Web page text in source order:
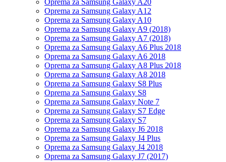
Oprema za Samsung Galaxy A20
Oprema za Samsung Galaxy A12
Oprema za Samsung Galaxy A10
Oprema za Samsung Galaxy A9 (2018)
Oprema za Samsung Galaxy A7 (2018)
Oprema za Samsung Galaxy A6 Plus 2018
Oprema za Samsung Galaxy A6 2018
Oprema za Samsung Galaxy A8 Plus 2018
Oprema za Samsung Galaxy A8 2018
Oprema za Samsung Galaxy S8 Plus
Oprema za Samsung Galaxy S8
Oprema za Samsung Galaxy Note 7
Oprema za Samsung Galaxy S7 Edge
Oprema za Samsung Galaxy S7
Oprema za Samsung Galaxy J6 2018
Oprema za Samsung Galaxy J4 Plus
Oprema za Samsung Galaxy J4 2018
Oprema za Samsung Galaxy J7 (2017)